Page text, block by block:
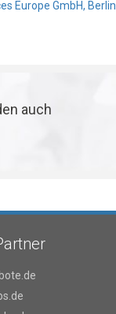
Europe GmbH, Berlin
auch